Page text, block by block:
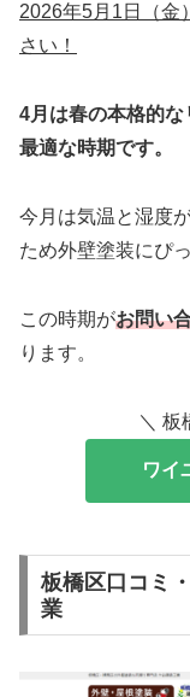
2026年5月1日（金
さい！
4月は春の本格的
最適な時期です。
今月は気温と湿度
ため外壁塗装にぴ
この時期がお問い
ります。
＼ 板
ワイ
板橋区口コミ
業